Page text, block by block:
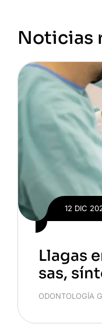
Noticias
12 DIC
Llagas
sas,
s
ODONTOLOGÍA